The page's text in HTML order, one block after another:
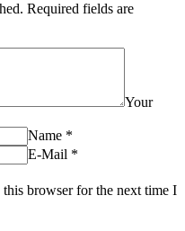
Required fields are
Your
Name *
E-Mail *
browser for the next time I